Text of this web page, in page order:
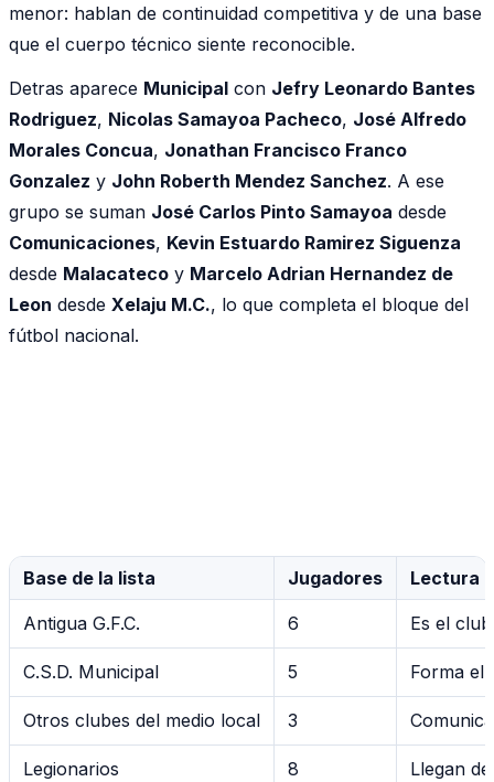
menor: hablan de continuidad competitiva y de una base
que el cuerpo técnico siente reconocible.
Detras aparece Municipal con Jefry Leonardo Bantes
Rodriguez, Nicolas Samayoa Pacheco, José Alfredo
Morales Concua, Jonathan Francisco Franco
Gonzalez y John Roberth Mendez Sanchez. A ese
grupo se suman José Carlos Pinto Samayoa desde
Comunicaciones, Kevin Estuardo Ramirez Siguenza
desde Malacateco y Marcelo Adrian Hernandez de
Leon desde Xelaju M.C., lo que completa el bloque del
fútbol nacional.
Base de la lista Jugadores Lectura
Antigua G.F.C. 6 Es el
C.S.D. Municipal 5 Forma el
Otros clubes del medio local 3
Legionarios 8 Llegan